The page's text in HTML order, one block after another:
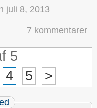
juli 8, 2013
7 kommentarer
5
4 5 >